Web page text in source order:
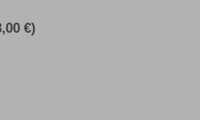
€)